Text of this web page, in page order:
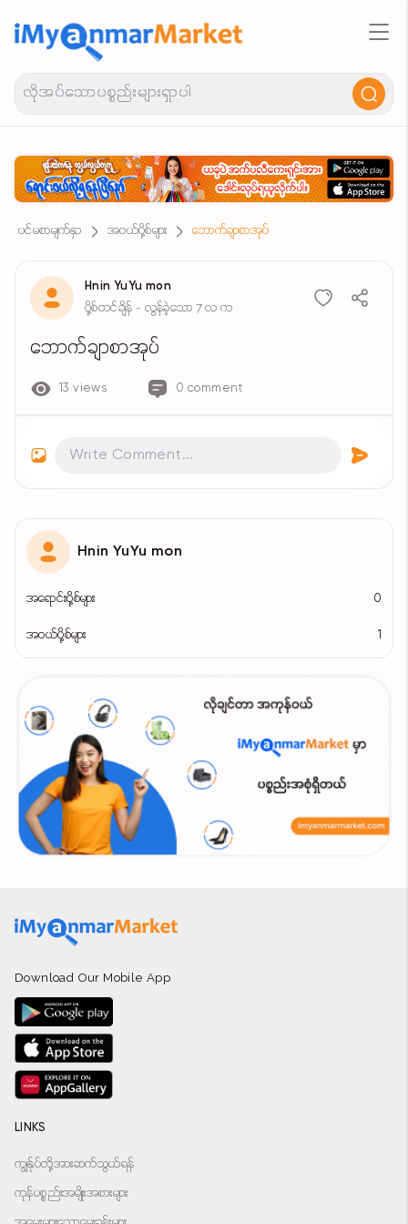
ပင်မစာမျက်နှာ အဝယ်ပို့စ်များ ဘောက်ချာစာအုပ်
Hnin YuYu mon
ပို့စ်တင်ချိန် - လွန်ခဲ့သော 7 လ က
ဘောက်ချာစာအုပ်
13 views 0 comment
Hnin YuYu mon
အရောင်းပို့စ်များ 0
အဝယ်ပို့စ်များ
Download Our Mobile App
LINKS
ကျွန်ုပ်တို့အားဆက်သွယ်ရန်
ကုန်ပစ္စည်းအမျိုးအစားများ